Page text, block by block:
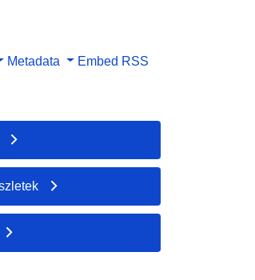
Metadata Embed RSS